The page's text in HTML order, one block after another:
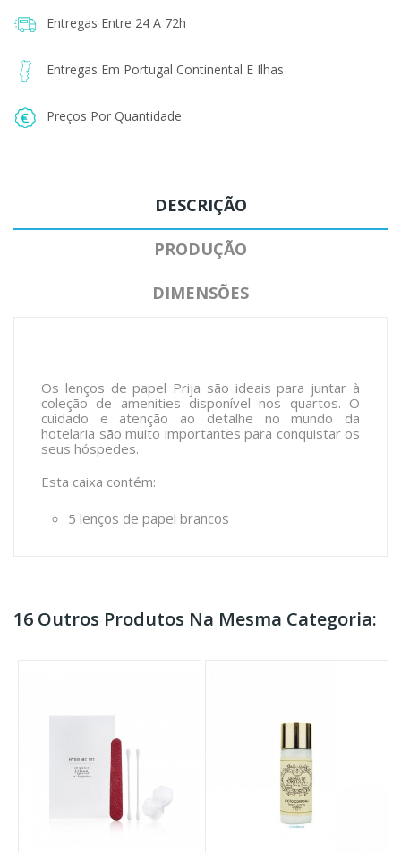
Entregas Entre 24 A 72h
Entregas Em Portugal Continental E Ilhas
Preços Por Quantidade
DESCRIÇÃO
PRODUÇÃO
DIMENSÕES
Os lenços de papel Prija são ideais para juntar à
coleção de amenities disponível nos quartos. O
cuidado e atenção ao detalhe no mundo da
hotelaria são muito importantes para conquistar os
seus hóspedes.
Esta caixa contém:
5 lenços de papel brancos
16 Outros Produtos Na Mesma Categoria: